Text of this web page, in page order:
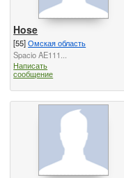
Hose
[55]Омская область
Spacio AE111...
Написать
сообщение